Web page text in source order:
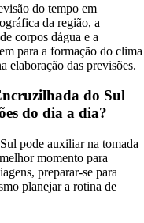
do tempo em
da região, a
corpos dágua e a
para a formação do clima
elaboração das previsões.
do Sul
do dia a dia?
pode auxiliar na tomada
momento para
preparar-se para
planejar a rotina de